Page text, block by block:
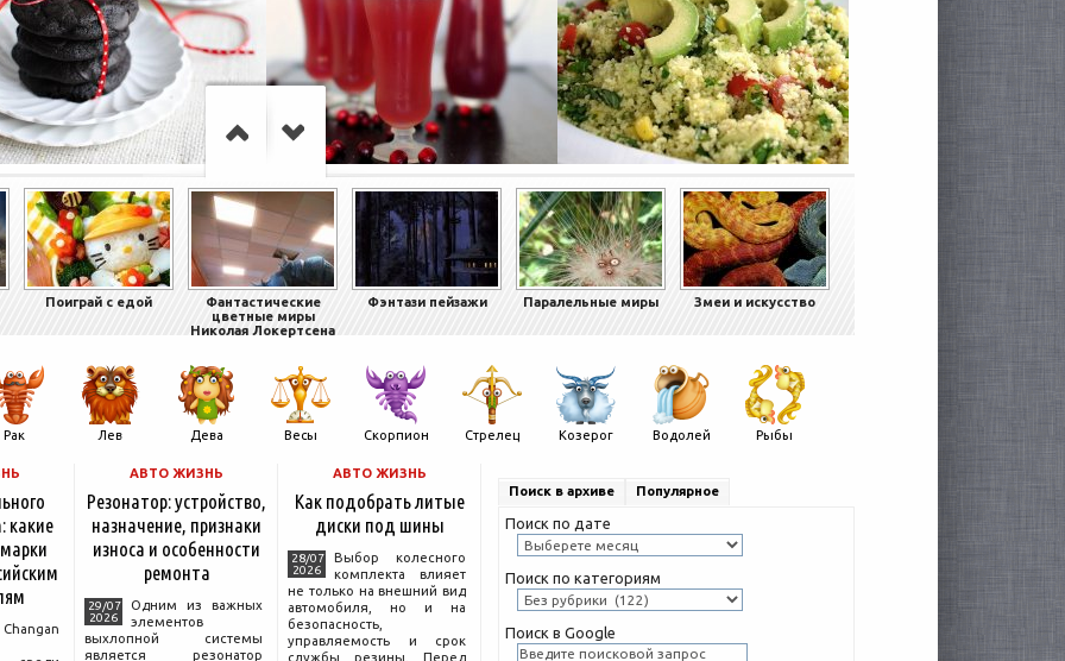
Поиграй с едой
Фантастические
цветные миры
Николая Локертсена
Фэнтази пейзажи Паралельные миры Змеи и искусство
Рак Лев Дева Весы Скорпион Стрелец Козерог Водолей Рыбы
какие
АВТО ЖИЗНЬ
Резонатор: устройство,
назначение, признаки
износа и особенности
ремонта
29/07
2026
Одним из важных
элементов
выхлопной системы
является резонатор
АВТО ЖИЗНЬ
Как подобрать литые
диски под шины
28/07
2026
Выбор колесного
комплекта влияет
не только на внешний вид
автомобиля, но и на
безопасность,
управляемость и срок
службы резины. Перед
Поиск в архиве Популярное
Поиск по дате
Поиск по категориям
Поиск в Google